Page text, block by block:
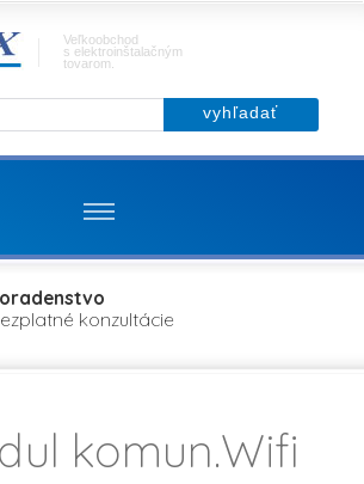
Veľkoobchod
s elektroinštalačným
tovarom.
konzultácie
komun.Wifi